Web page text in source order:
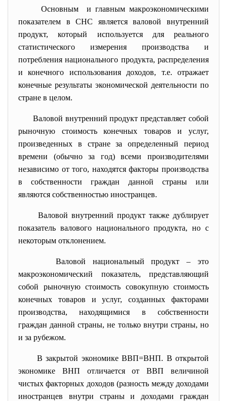
Основным и главным макроэкономическими
показателем в СНС является валовой внутренний
продукт, который используется для реального
статистического измерения производства и
потребления национального продукта, распределения
и конечного использования доходов, т.е. отражает
конечные результаты экономической деятельности по
стране в целом.
Валовой внутренний продукт представляет собой
рыночную стоимость конечных товаров и услуг,
произведенных в стране за определенный период
времени (обычно за год) всеми производителями
независимо от того, находятся факторы производства
в собственности граждан данной страны или
являются собственностью иностранцев.
Валовой внутренний продукт также дублирует
показатель валового национального продукта, но с
некоторым отклонением.
Валовой национальный продукт – это
макроэкономический показатель, представляющий
собой рыночную стоимость совокупную стоимость
конечных товаров и услуг, созданных факторами
производства, находящимися в собственности
граждан данной страны, не только внутри страны, но
и за рубежом.
В закрытой экономике ВВП=ВНП. В открытой
экономике ВНП отличается от ВВП величиной
чистых факторных доходов (разность между доходами
иностранцев внутри страны и доходами граждан